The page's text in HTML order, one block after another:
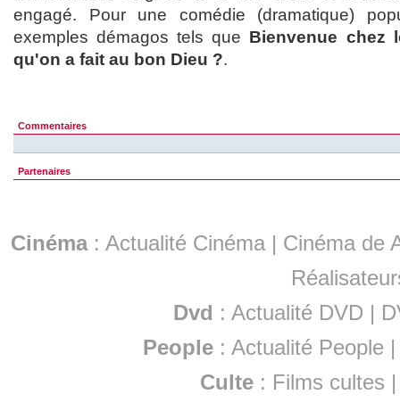
engagé. Pour une comédie (dramatique)
exemples démagos tels que Bienvenue chez
qu'on a fait au bon Dieu ?.
Commentaires
Partenaires
Cinéma: Actualité Cinéma | Cinéma de
Dvd : Actualité DVD |
People :Actualité People
Culte : Films cultes